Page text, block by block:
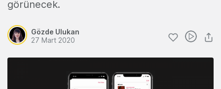
görünecek.
Gözde Ulukan
27 Mart 2020